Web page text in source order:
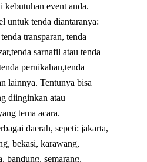
event anda.
untuk tenda diantaranya:
transparan, tenda
sarnafil atau tenda
pernikahan,tenda
lainnya. Tentunya bisa
diinginkan atau
tema acara.
daerah, sepeti: jakarta,
bekasi, karawang,
bandung, semarang,